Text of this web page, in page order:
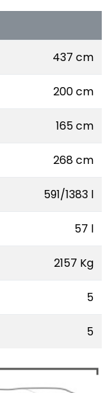
437 cm
200 cm
165 cm
268 cm
591/1383 l
57 l
2157 Kg
5
5